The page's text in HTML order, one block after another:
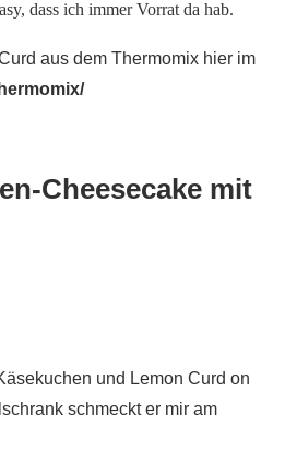
dass ich immer Vorrat da hab.
aus dem Thermomix hier im
Cheesecake mit
und Lemon Curd on
schmeckt er mir am